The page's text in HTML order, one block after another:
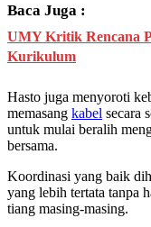
Baca Juga :
UMY Kritik Rencana
Kurikulum
Hasto juga menyoroti
memasang kabel secara
untuk mulai beralih
bersama.
Koordinasi yang baik
yang lebih tertata tanpa
tiang masing-masing.